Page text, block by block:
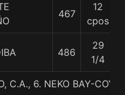
467
12
cpos
486
29
1/4
C.A., 6. NEKO BAY-COY